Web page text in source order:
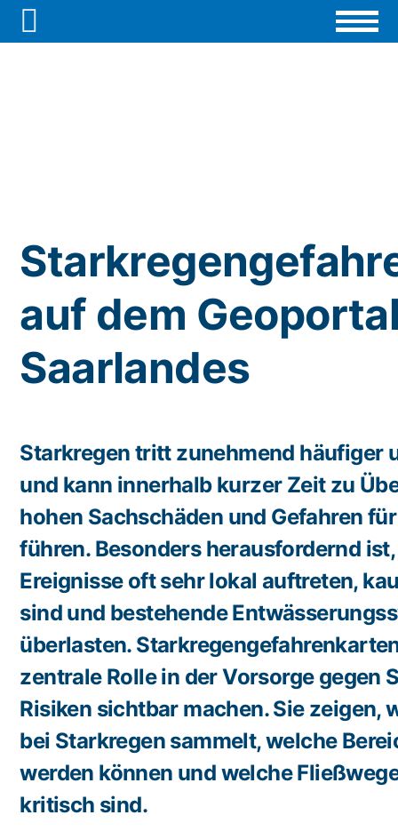

auf dem
Saarlandes
Starkregen tritt zunehmend häufiger
und kann innerhalb kurzer Zeit zu
hohen Sachschäden und Gefahren
führen. Besonders herausfordernd
Ereignisse oft sehr lokal auftreten,
sind und bestehende
überlasten.
zentrale Rolle in der Vorsorge gegen
Risiken sichtbar machen. Sie zeigen,
bei Starkregen sammelt, welche
werden können und welche
kritisch sind.